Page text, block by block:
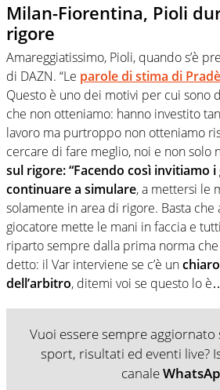
Milan-Fiorentina, Pioli
rigore
Amareggiatissimo, Pioli, quando s’è
di DAZN. “Le parole di stima di
Questo è uno dei motivi per cui sono
che non otteniamo: hanno investito
lavoro ma purtroppo non otteniamo
cercare di fare meglio, noi e non solo
sul rigore: “Facendo così invitiamo
continuare a simulare, a mettersi le
solamente in area di rigore. Basta
giocatore mette le mani in faccia e
riparto sempre dalla prima norma
detto: il Var interviene se c’è un
dell’arbitro, ditemi voi se questo lo
Vuoi essere sempre aggiornato
sport, risultati ed eventi live?
canale